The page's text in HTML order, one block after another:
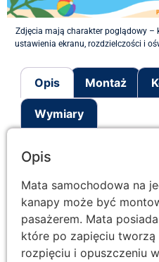
Zdjęcia mają charakter poglądowy –
ustawienia ekranu, rozdzielczości i
Opis Montaż
Wymiary
Opis
Mata samochodowa na
kanapy może być
pasażerem. Mata
które po zapięciu tworzą
rozpięciu i opuszczeniu